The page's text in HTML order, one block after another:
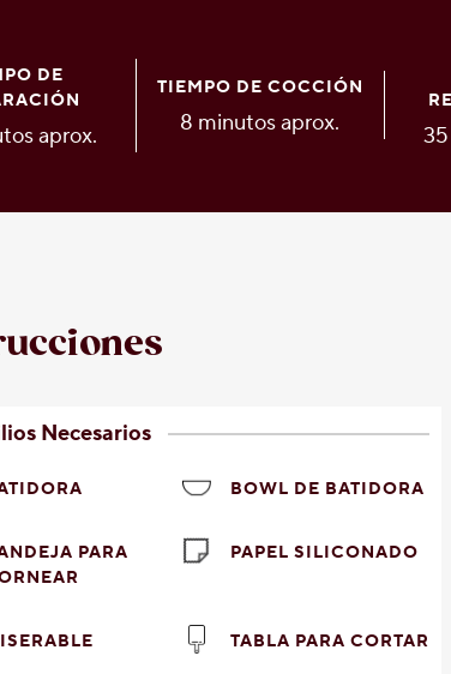
DE
aprox.
TIEMPO DE COCCIÓN
8 minutos aprox.
Necesarios
BOWL DE BATIDORA
PARA
PAPEL SILICONADO
TABLA PARA CORTAR